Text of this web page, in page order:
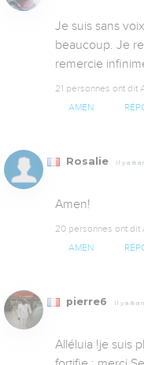
Je suis sans
beaucoup. Je
remercie
21 personnes ont dit
AMEN
Rosalie Il y a 8
Amen!
20 personnes ont dit
AMEN
pierre6 Il y a 8
Alléluia !je suis